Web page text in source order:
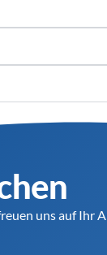
uns auf Ihr